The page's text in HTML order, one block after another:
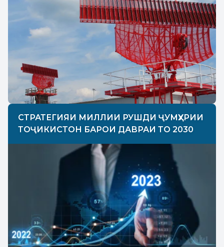
СТРАТЕГИЯИ МИЛЛИИ РУШДИ ҶУМҲУРИИ
ТОҶИКИСТОН БАРОИ ДАВРАИ ТО 2030